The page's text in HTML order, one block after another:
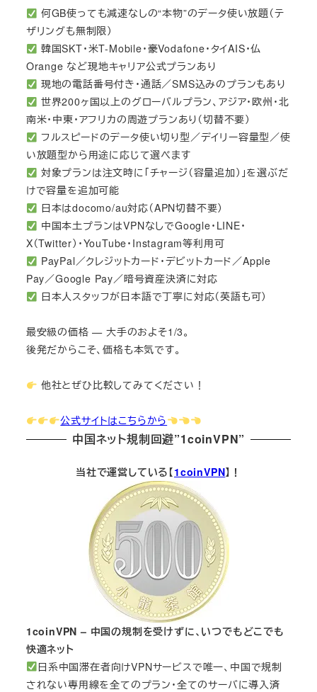
何GB使っても減速なしの“本物”のデータ使い放題（テ
ザリングも無制限）
韓国SKT・米T-Mobile・豪Vodafone・タイAIS・仏
Orange など現地キャリア公式プランあり
現地の電話番号付き・通話／SMS込みのプランもあり
世界200ヶ国以上のグローバルプラン、アジア・欧州・北
南米・中東・アフリカの周遊プランあり（切替不要）
フルスピードのデータ使い切り型／デイリー容量型／使
い放題型から用途に応じて選べます
対象プランは注文時に「チャージ（容量追加）」を選ぶだ
けで容量を追加可能
日本はdocomo/au対応（APN切替不要）
中国本土プランはVPNなしでGoogle・LINE・
X（Twitter）・YouTube・Instagram等利用可
PayPal／クレジットカード・デビットカード／Apple
Pay／Google Pay／暗号資産決済に対応
日本人スタッフが日本語で丁寧に対応（英語も可）
最安級の価格 — 大手のおよそ1/3。
後発だからこそ、価格も本気です。
他社とぜひ比較してみてください！
公式サイトはこちらから
中国ネット規制回避”1coinVPN”
当社で運営している【1coinVPN】！
1coinVPN – 中国の規制を受けずに、いつでもどこでも
快適ネット
日系中国滞在者向けVPNサービスで唯一、中国で規制
されない専用線を全てのプラン・全てのサーバに導入済